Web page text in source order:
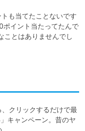
も当てたことないです
ポイント当たってたんで
ことはありませんでし
クリックするだけで最
キャンペーン。昔のヤ